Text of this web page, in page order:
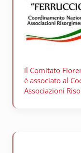
il Comitato
è associato al
Associazioni